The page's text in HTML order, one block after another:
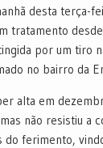
desta terça-
tratamento
por um tiro
no bairro da
alta em
não resistiu a
do ferimento,